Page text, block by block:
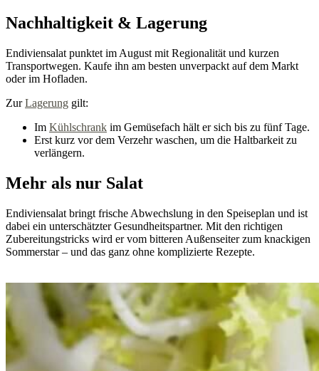
Nachhaltigkeit & Lagerung
Endiviensalat punktet im August mit Regionalität und kurzen
Transportwegen. Kaufe ihn am besten unverpackt auf dem Markt
oder im Hofladen.
ZurLagerung gilt:
Im Kühlschrank im Gemüsefach hält er sich bis zu fünf Tage.
Erst kurz vor dem Verzehr waschen, um die Haltbarkeit zu
verlängern.
Mehr als nur Salat
Endiviensalat bringt frische Abwechslung in den Speiseplan und ist
dabei ein unterschätzter Gesundheitspartner. Mit den richtigen
Zubereitungstricks wird er vom bitteren Außenseiter zum knackigen
Sommerstar – und das ganz ohne komplizierte Rezepte.